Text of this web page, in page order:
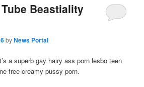
Beastiality
byNews Portal
a superb gay hairy ass porn lesbo teen
free creamy pussy porn.